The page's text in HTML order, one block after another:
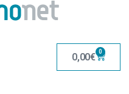
0,00€ 0